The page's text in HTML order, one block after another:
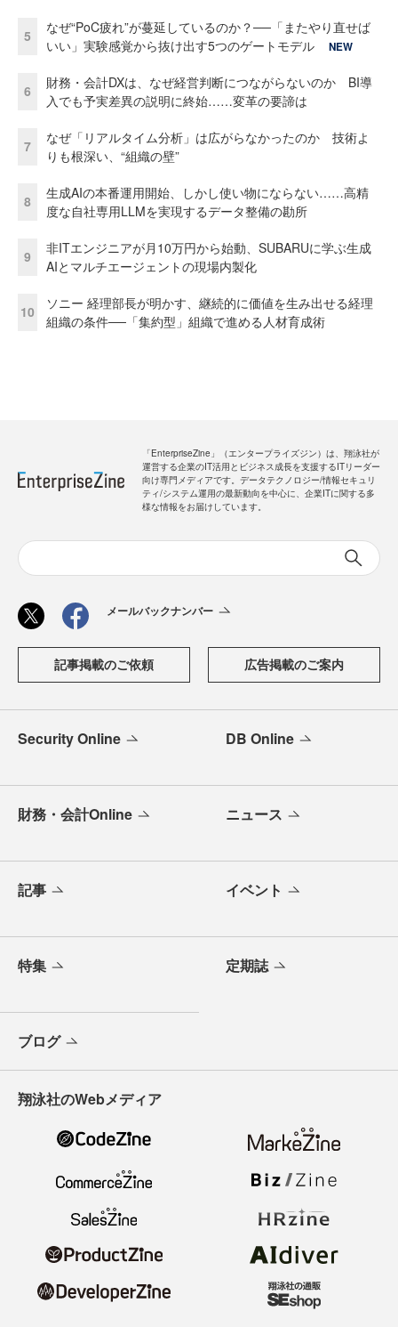
5
なぜ“PoC疲れ”が蔓延しているのか？──「またやり直せば
いい」実験感覚から抜け出す5つのゲートモデル
NEW
6
財務・会計DXは、なぜ経営判断につながらないのか BI導
入でも予実差異の説明に終始……変革の要諦は
7
なぜ「リアルタイム分析」は広がらなかったのか 技術よ
りも根深い、“組織の壁”
8
生成AIの本番運用開始、しかし使い物にならない……高精
度な自社専用LLMを実現するデータ整備の勘所
9
非ITエンジニアが月10万円から始動、SUBARUに学ぶ生成
AIとマルチエージェントの現場内製化
10
ソニー 経理部長が明かす、継続的に価値を生み出せる経理
組織の条件──「集約型」組織で進める人材育成術
「EnterpriseZine」（エンタープライズジン）は、翔泳社が
運営する企業のIT活用とビジネス成長を支援するITリーダー
向け専門メディアです。データテクノロジー/情報セキュリ
ティ/システム運用の最新動向を中心に、企業ITに関する多
様な情報をお届けしています。
メールバックナンバー
記事掲載のご依頼 広告掲載のご案内
Security Online DB Online
財務・会計Online ニュース
記事 イベント
特集 定期誌
ブログ
翔泳社のWebメディア